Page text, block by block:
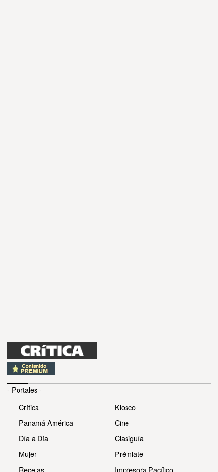
- Portales -
Crítica
Panamá América
Día a Día
Mujer
Recetas
Kiosco
Cine
Clasiguía
Prémiate
Impresora Pacífico